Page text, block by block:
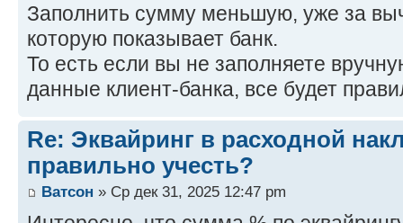
Заполнить сумму меньшую, уже за
которую показывает банк.
То есть если вы не заполняете
данные клиент-банка, все будет
Re: Эквайринг в расходной
правильно учесть?
Ватсон » Ср дек 31, 2025 12:47 pm